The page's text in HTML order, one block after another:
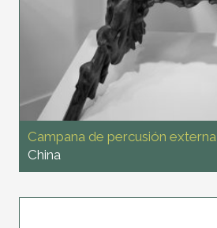
Campana de percusión externa
China